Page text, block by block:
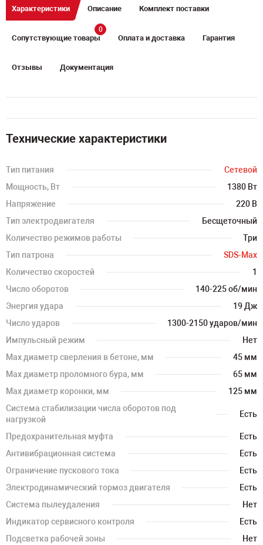
Характеристики Описание Комплект поставки
Сопутствующие товары
0
Оплата и доставка Гарантия
Отзывы Документация
Технические характеристики
Тип питания
Сетевой
Мощность, Вт
1380 Вт
Напряжение
220 В
Тип электродвигателя
Бесщеточный
Количество режимов работы
Три
Тип патрона
SDS-Max
Количество скоростей
1
Число оборотов
140-225 об/мин
Энергия удара
19 Дж
Число ударов
1300-2150 ударов/мин
Импульсный режим
Нет
Мах диаметр сверления в бетоне, мм
45 мм
Мах диаметр проломного бура, мм
65 мм
Мах диаметр коронки, мм
125 мм
Система стабилизации числа оборотов под
нагрузкой
Есть
Предохранительная муфта
Есть
Антивибрационная система
Есть
Ограничение пускового тока
Есть
Электродинамический тормоз двигателя
Есть
Система пылеудаления
Нет
Индикатор сервисного контроля
Есть
Подсветка рабочей зоны
Нет